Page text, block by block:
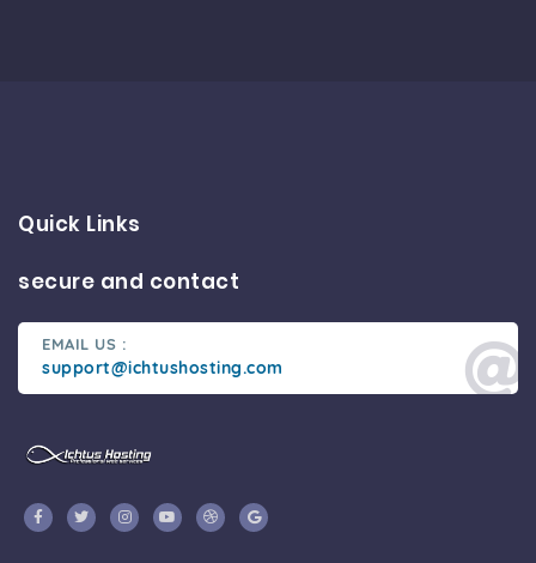
Quick Links
secure and contact
EMAIL US :
support@ichtushosting.com